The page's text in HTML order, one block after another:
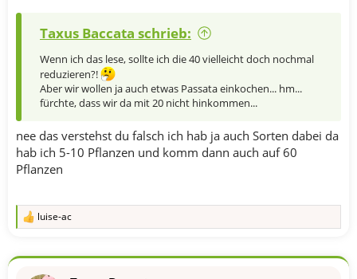
Taxus Baccata schrieb:
Wenn ich das lese, sollte ich die 40 vielleicht doch nochmal
reduzieren?!
Aber wir wollen ja auch etwas Passata einkochen... hm...
fürchte, dass wir da mit 20 nicht hinkommen...
nee das verstehst du falsch ich hab ja auch Sorten dabei da
hab ich 5-10 Pflanzen und komm dann auch auf 60
Pflanzen
R
k
luise-ac